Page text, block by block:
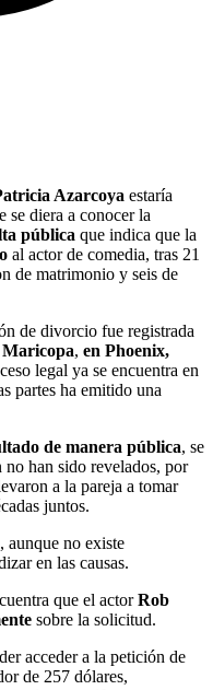
Azarcoya estaría
se diera a conocer la
pública que indica que la
al actor de comedia, tras 21
de matrimonio y seis de
de divorcio fue registrada
, en Phoenix,
legal ya se encuentra en
partes ha emitido una
de manera pública, se
han sido revelados, por
a la pareja a tomar
juntos.
aunque no existe
en las causas.
que el actorRob
sobre la solicitud.
acceder a la petición de
de 257 dólares,